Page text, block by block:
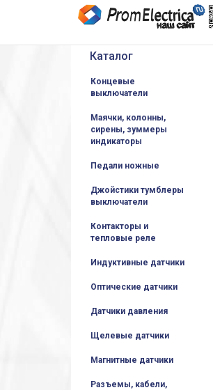
Каталог
Концевые
выключатели
Маячки, колонны,
сирены, зуммеры
индикаторы
Педали ножные
Джойстики тумблеры
выключатели
Контакторы и
тепловые реле
Индуктивные датчики
Оптические датчики
Датчики давления
Щелевые датчики
Магнитные датчики
Разъемы, кабели,